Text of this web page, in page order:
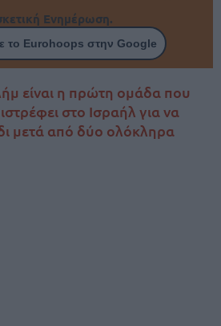
Ενημέρωση.
το Eurohoops στην Google
είναι η πρώτη ομάδα που
στο Ισραήλ για να
μετά από δύο ολόκληρα